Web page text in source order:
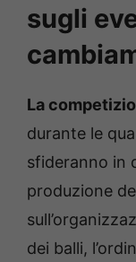
sugli
La
durante le
sfideranno in
produzione
dei balli,